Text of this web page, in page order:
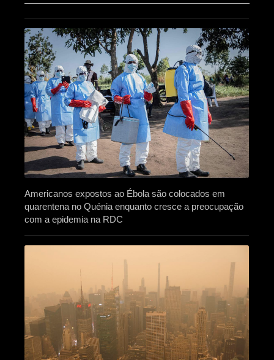
Americanos expostos ao Ébola são colocados em
quarentena no Quénia enquanto cresce a preocupação
com a epidemia na RDC